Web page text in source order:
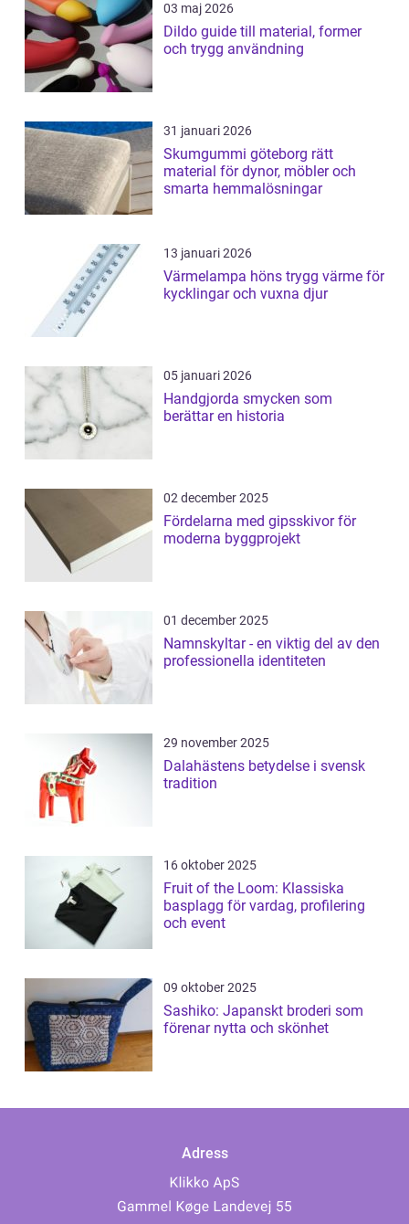
03 maj 2026
Dildo guide till material, former
och trygg användning
31 januari 2026
Skumgummi göteborg rätt
material för dynor, möbler och
smarta hemmalösningar
13 januari 2026
Värmelampa höns trygg värme för
kycklingar och vuxna djur
05 januari 2026
Handgjorda smycken som
berättar en historia
02 december 2025
Fördelarna med gipsskivor för
moderna byggprojekt
01 december 2025
Namnskyltar - en viktig del av den
professionella identiteten
29 november 2025
Dalahästens betydelse i svensk
tradition
16 oktober 2025
Fruit of the Loom: Klassiska
basplagg för vardag, profilering
och event
09 oktober 2025
Sashiko: Japanskt broderi som
förenar nytta och skönhet
Adress